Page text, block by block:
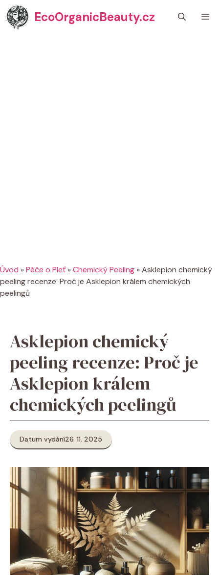
Přeskočit
na
obsah
EcoOrganicBeauty.cz
Úvod »Péče o Pleť »Chemický Peeling »Asklepion chemický
peeling recenze: Proč je Asklepion králem chemických
peelingů
Asklepion chemický
peeling recenze: Proč je
Asklepion králem
chemických peelingů
Datum vydání26. 11. 2025